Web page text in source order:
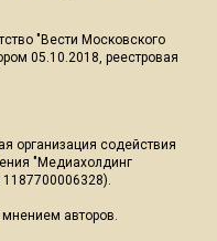
"Вести Московского
05.10.2018, реестровая
организация содействия
"Медиахолдинг
авторов.